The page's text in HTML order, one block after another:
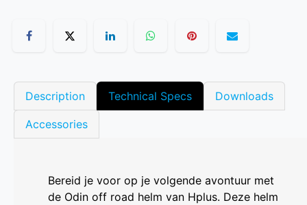
Description Technical Specs Downloads
Accessories
Bereid je voor op je volgende avontuur met
de Odin off road helm van Hplus. Deze helm